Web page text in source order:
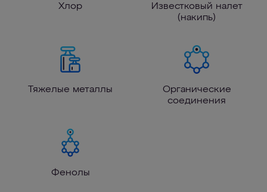
Хлор
Известковый налет
(накипь)
Тяжелые металлы
Органические
соединения
Фенолы